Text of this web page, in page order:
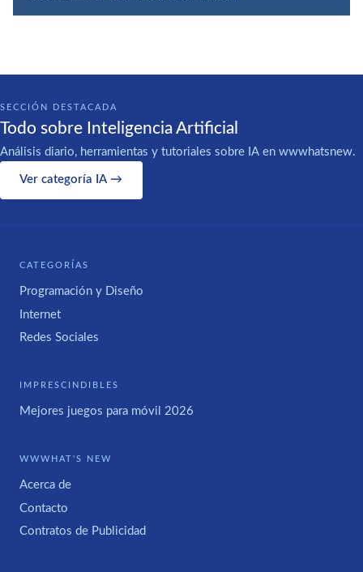
SECCIÓN DESTACADA
Todo sobre Inteligencia Artificial
Análisis diario, herramientas y tutoriales sobre IA en wwwhatsnew.
Ver categoría IA →
CATEGORÍAS
Programación y Diseño
Internet
Redes Sociales
IMPRESCINDIBLES
Mejores juegos para móvil 2026
WWWHAT'S NEW
Acerca de
Contacto
Contratos de Publicidad